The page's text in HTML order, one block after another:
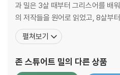
과 밀은 3살 때부터 그리스어를 배
의 저작들을 원어로 읽었고, 8살부
등이 쓴 라틴어 고전도 읽었다. 12살
공부했고, 아리스토텔레스의 논리
부했다. 14살 때는 프랑스에서 1년을
펼쳐보기
존 스튜어트 밀의 다른 상품